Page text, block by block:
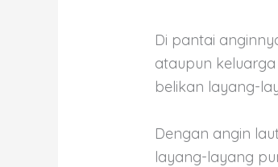
Di pantai
ataupun
belikan layang-
Dengan angin
layang-layang